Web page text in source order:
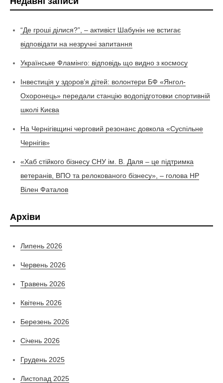
“Де гроші ділися?”, – активіст Шабунін не встигає
відповідати на незручні запитання
Українське Фламінго: відповідь що видно з космосу
Інвестиція у здоров’я дітей: волонтери БФ «Янгол-
Охоронець» передали станцію водопідготовки спортивній
школі Києва
На Чернігівщині черговий резонанс довкола «Суспільне
Чернігів»
«Хаб стійкого бізнесу СНУ ім. В. Даля – це підтримка
ветеранів, ВПО та релокованого бізнесу», – голова НР
Вілен Фаталов
Архіви
Липень 2026
Червень 2026
Травень 2026
Квітень 2026
Березень 2026
Січень 2026
Грудень 2025
Листопад 2025